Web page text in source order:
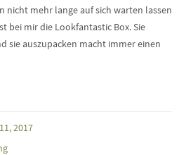
nicht mehr lange auf sich warten lassen
bei mir die Lookfantastic Box. Sie
sie auszupacken macht immer einen
2017